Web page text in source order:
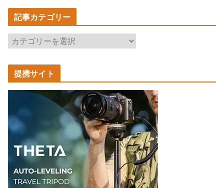
記事カテゴリー
記
事
カ
テ
ゴ
ー
提携サイト